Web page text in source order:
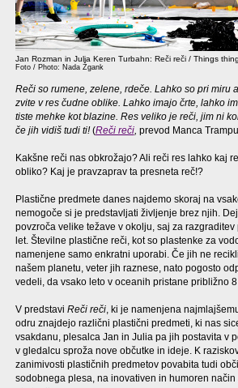
Jan Rozman in Julia Keren Turbahn: Reči reči / Things thing
Foto / Photo: Nada Žgank
Reči so rumene, zelene, rdeče. Lahko so pri miru
zvite v res čudne oblike. Lahko imajo črte, lahko
tiste mehke kot blazine. Res veliko je reči, jim ni
če jih vidiš tudi ti!(Reči reči, prevod Manca
Kakšne reči nas obkrožajo? Ali reči res lahko kaj
obliko? Kaj je pravzaprav ta presneta reč!?
Plastične predmete danes najdemo skoraj na
nemogoče si je predstavljati življenje brez njih.
povzroča velike težave v okolju, saj za
let. Številne plastične reči, kot so plastenke za
namenjene samo enkratni uporabi. Če jih ne
našem planetu, veter jih raznese, nato pogosto
vedeli, da vsako leto v oceanih pristane približno
V predstavi Reči reči, ki je namenjena
odru znajdejo različni plastični predmeti, ki nas
vsakdanu, plesalca Jan in Julia pa jih postavita v
v gledalcu sproža nove občutke in ideje. K
zanimivosti plastičnih predmetov povabita tudi
sodobnega plesa, na inovativen in humoren